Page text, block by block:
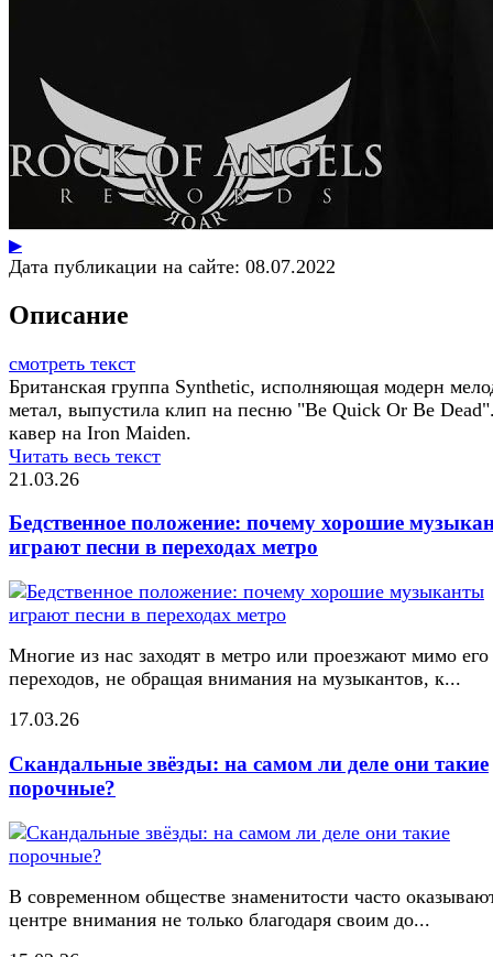
▶
Дата публикации на сайте: 08.07.2022
Описание
смотреть текст
Британская группа Synthetic, исполняющая модерн
метал, выпустила клип на песню "Be Quick Or Be
кавер на Iron Maiden.
Читать весь текст
21.03.26
Бедственное положение: почему хорошие
играют песни в переходах метро
Многие из нас заходят в метро или проезжают мимо его
переходов, не обращая внимания на музыкантов, к...
17.03.26
Скандальные звёзды: на самом ли деле они такие
порочные?
В современном обществе знаменитости часто
центре внимания не только благодаря своим до...